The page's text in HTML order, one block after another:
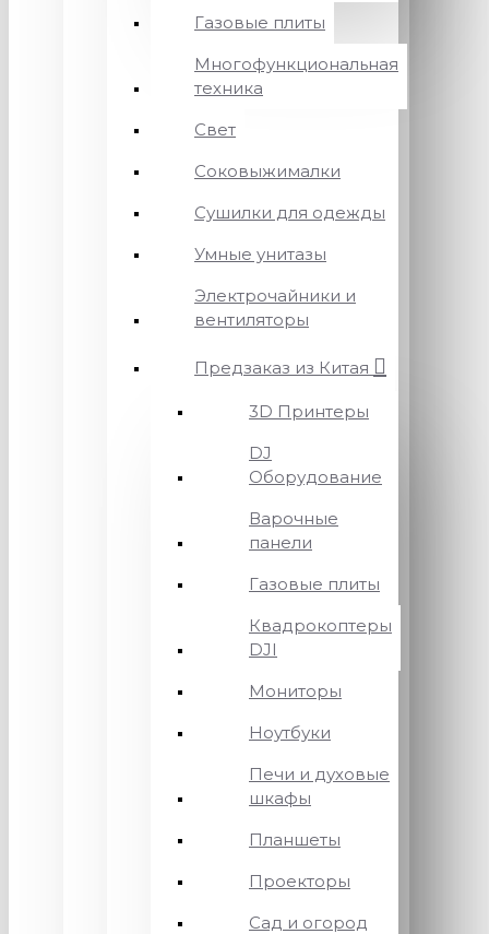
Газовые плиты
Многофункциональная
техника
Свет
Соковыжималки
Сушилки для одежды
Умные унитазы
Электрочайники и
вентиляторы
Предзаказ из Китая
3D Принтеры
DJ
Оборудование
Варочные
панели
Газовые плиты
Квадрокоптеры
DJI
Мониторы
Ноутбуки
Печи и духовые
шкафы
Планшеты
Проекторы
Сад и огород